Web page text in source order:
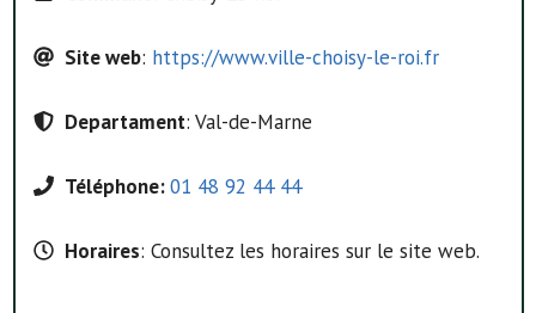
Site web: https://www.ville-choisy-le-roi.fr
Departament: Val-de-Marne
Téléphone:01 48 92 44 44
Horaires: Consultez les horaires sur le site web.